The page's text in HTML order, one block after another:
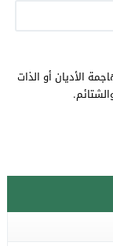
الأديان أو الذات